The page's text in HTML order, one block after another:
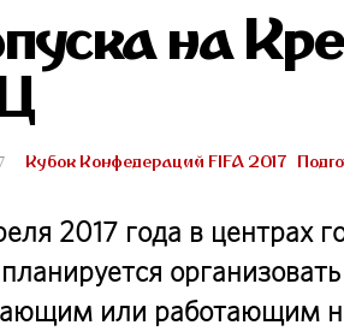
на
Кубок Конфедераций FIFA 2017
2017 года в центрах
или работающим